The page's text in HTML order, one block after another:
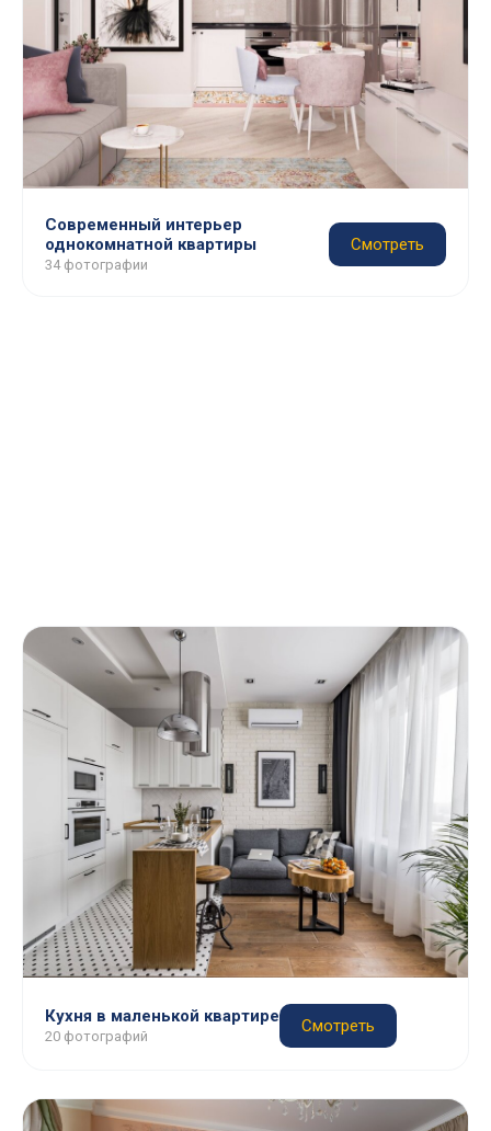
Современный интерьер
однокомнатной квартиры
34 фотографии
Смотреть
Кухня в маленькой квартире
20 фотографий
Смотреть